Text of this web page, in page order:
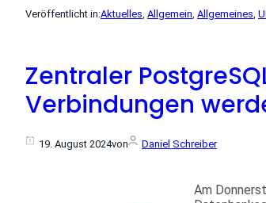
Veröffentlicht in:Aktuelles Allgemein Allgemeines
Zentraler
Verbindungen
19. August 2024von Daniel Schreiber
Am